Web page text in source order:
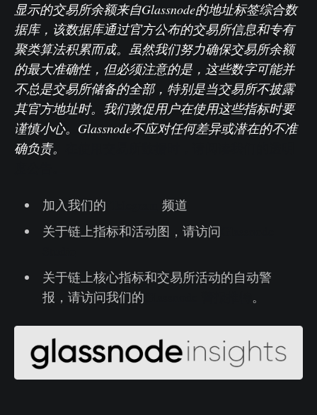
显示的交易所余额来自Glassnode的地址标签综合数
据库，该数据库通过官方公布的交易所信息和专有
聚类算法积累而成。虽然我们努力确保交易所余额
的最大准确性，但必须注意的是，这些数字可能并
不总是交易所储备的全部，特别是当交易所不披露
其官方地址时。我们敦促用户在使用这些指标时要
谨慎小心。Glassnode不应对任何差异或潜在的不准
确负责。
加入我们的
频道
关于链上指标和活动图，请访问
关于链上核心指标和交易所活动的自动警
报，请访问我们的
。